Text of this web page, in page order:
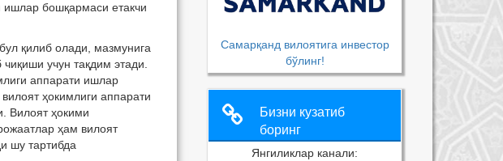
ишлар бошқармаси етакчи
қилиб олади, мазмунига
учун тақдим этади.
аппарати ишлар
ҳокимлиги аппарати
Вилоят ҳокими
ҳам вилоят
шу тартибда
Самарқанд вилоятига инвестор
бўлинг!
Бизни кузатиб
боринг
Янгиликлар канали: